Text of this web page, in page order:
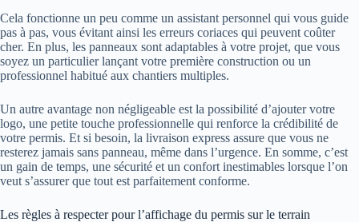
Cela fonctionne un peu comme un assistant personnel qui vous guide
pas à pas, vous évitant ainsi les erreurs coriaces qui peuvent coûter
cher. En plus, les panneaux sont adaptables à votre projet, que vous
soyez un particulier lançant votre première construction ou un
professionnel habitué aux chantiers multiples.
Un autre avantage non négligeable est la possibilité d’ajouter votre
logo, une petite touche professionnelle qui renforce la crédibilité de
votre permis. Et si besoin, la livraison express assure que vous ne
resterez jamais sans panneau, même dans l’urgence. En somme, c’est
un gain de temps, une sécurité et un confort inestimables lorsque l’on
veut s’assurer que tout est parfaitement conforme.
Les règles à respecter pour l’affichage du permis sur le terrain